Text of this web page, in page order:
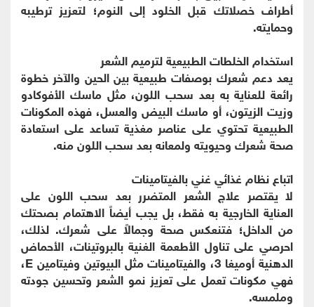
أطراف خصلاتك قبل الخلود إلى النوم؛ لتعزيز ترطيبه
وحمايته.
استخدام الخلطات الطبيعية لترميم الشعر
يعد دعم شعرك بوصفات طبيعية بين الحين والآخر خطوة
رائعة للعناية به بعد سحب اللون، مثل ماسك الأفوكادو
وزيت الزيتون، أو ماسك البيض والعسل، فهذه المكونات
الطبيعية تحتوي على عناصر مغذية تساعد على استعادة
صحة شعرك وحيويته ولمعانه بعد سحب اللون منه.
اتباع نظام غذائي غني بالفيتامينات
لا يقتصر علاج الشعر المتضرر بعد سحب اللون على
العناية الخارجية به فقط، بل يجب أيضاً الاهتمام بصحتك
من الداخل؛ فتنعكس صحة وجمالاً على شعرك. لذلك،
احرصي على تناول الأطعمة الغنية بالبروتينات، الأحماض
الدهنية أوميغا 3، والفيتامينات مثل البيوتين وفيتامين E،
فهي مكونات تعمل على تعزيز نمو الشعر وتحسين جودته
وملمسه.